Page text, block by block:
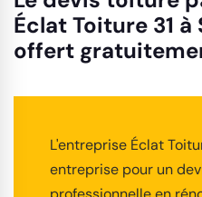
Éclat Toiture 31
offert
L'entreprise Éclat
entreprise pour un